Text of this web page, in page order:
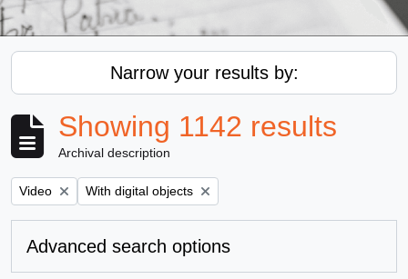
Narrow your results by:
Showing 1142 results
Archival description
Remove filter:
Video Remove filter:
With digital objects
Advanced search options